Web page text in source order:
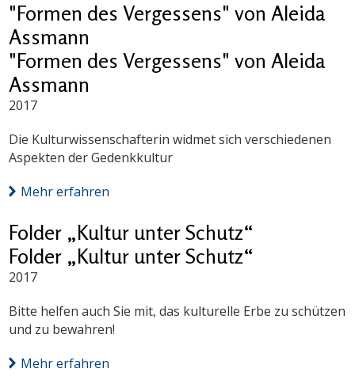
"Formen des Vergessens" von Aleida
Assmann
"Formen des Vergessens" von Aleida
Assmann
2017
Die Kulturwissenschafterin widmet sich verschiedenen
Aspekten der Gedenkkultur
Mehr erfahren
Folder „Kultur unter Schutz“
Folder „Kultur unter Schutz“
2017
Bitte helfen auch Sie mit, das kulturelle Erbe zu schützen
und zu bewahren!
Mehr erfahren